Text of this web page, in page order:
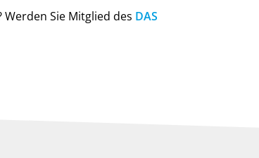
Werden Sie Mitglied des DAS